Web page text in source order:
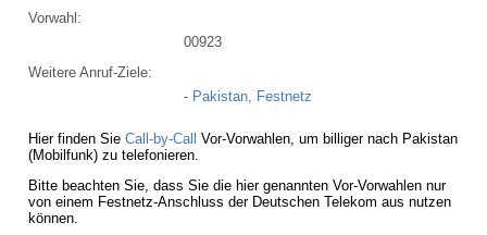
Vorwahl:
00923
Weitere Anruf-Ziele:
- Pakistan, Festnetz
Hier finden Sie Call-by-Call Vor-Vorwahlen, um billiger nach Pakistan
(Mobilfunk) zu telefonieren.
Bitte beachten Sie, dass Sie die hier genannten Vor-Vorwahlen nur
von einem Festnetz-Anschluss der Deutschen Telekom aus nutzen
können.